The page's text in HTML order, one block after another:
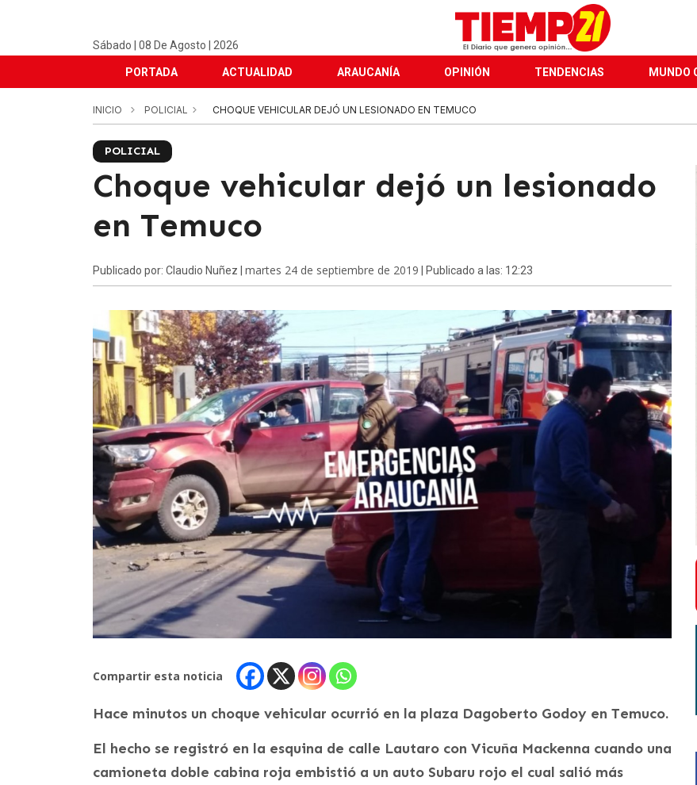
Sábado | 08 De Agosto | 2026
PORTADA ACTUALIDAD ARAUCANÍA OPINIÓN TENDENCIAS MUNDO
INICIO POLICIAL CHOQUE VEHICULAR DEJÓ UN LESIONADO EN TEMUCO
POLICIAL
Choque vehicular dejó un lesionado
en Temuco
Publicado por: Claudio Nuñez | martes 24 de septiembre de 2019 | Publicado a las: 12:23
Compartir esta noticia
Hace minutos un choque vehicular ocurrió en la plaza Dagoberto Godoy en Temuco.
El hecho se registró en la esquina de calle Lautaro con Vicuña Mackenna cuando una
camioneta doble cabina roja embistió a un auto Subaru rojo el cual salió más